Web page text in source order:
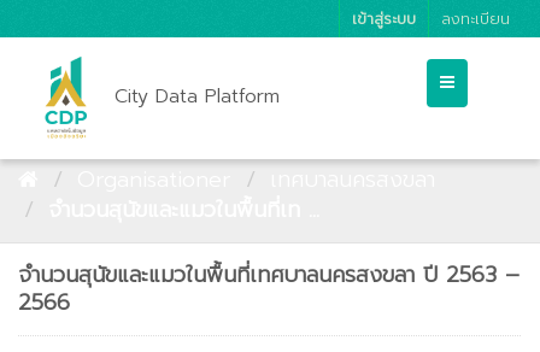
เข้าสู่ระบบ ลงทะเบียน
City Data Platform
จำนวนสุนัขและแมวในพื้นที่เทศบาลนครสงขลา ปี 2563 –
2566